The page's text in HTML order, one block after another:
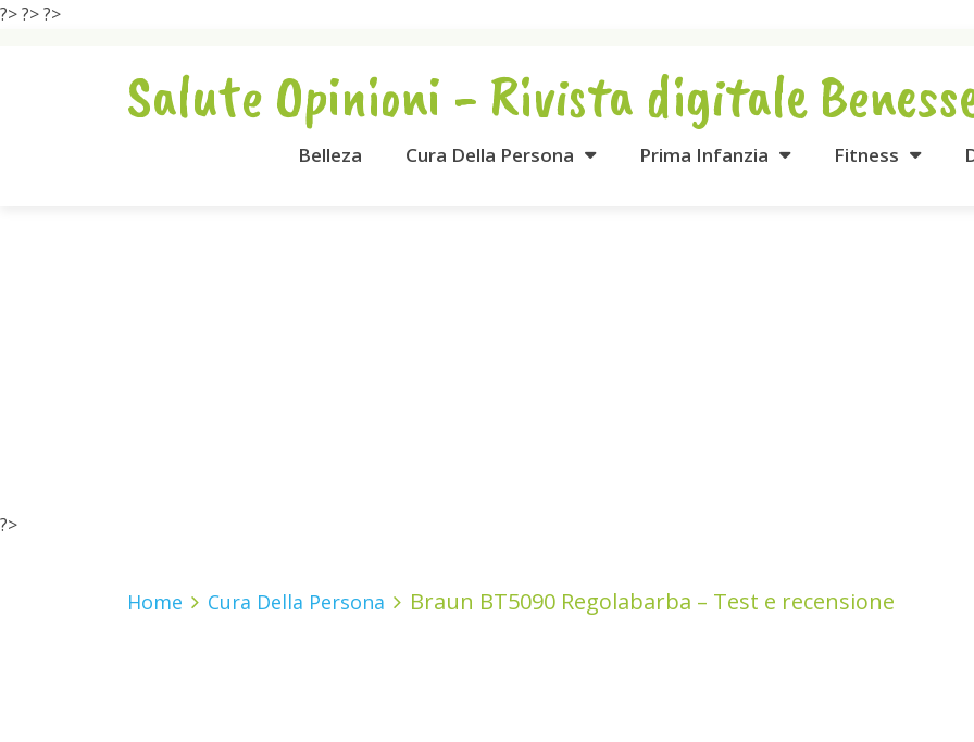
?>?>?>
Salute Opinioni - Rivista digitale
Belleza Cura Della Persona Prima Infanzia Fitness
?>
Home Cura Della Persona Braun BT5090 Regolabarba – Test e recensione